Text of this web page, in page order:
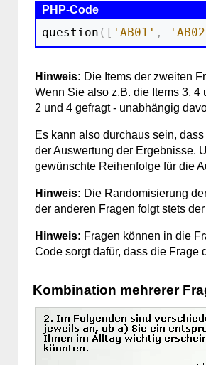
question ( [ 'AB01' ,
Hinweis: Die Items der zweiten
Wenn Sie also z.B. die Items 3,
2 und 4 gefragt - unabhängig
Es kann also durchaus sein,
der Auswertung der Ergebnisse.
gewünschte Reihenfolge für die
Hinweis: Die Randomisierung
der anderen Fragen folgt stets
Hinweis: Fragen können in die
Code sorgt dafür, dass die
Kombination mehrerer